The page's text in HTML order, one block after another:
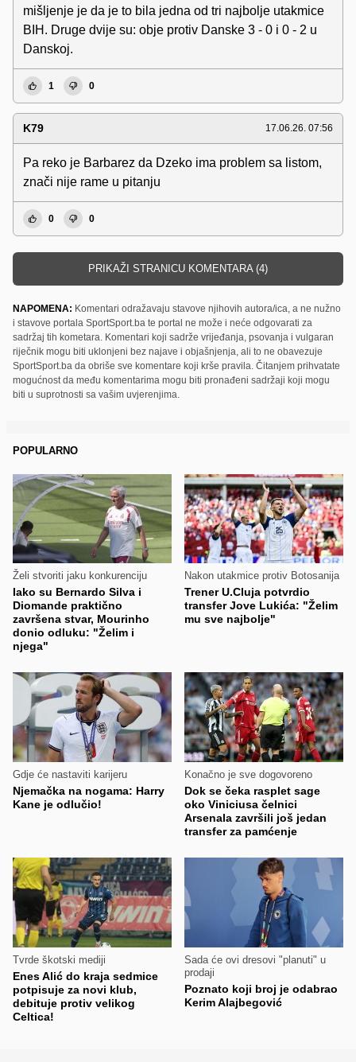
mišljenje je da je to bila jedna od tri najbolje utakmice
BIH. Druge dvije su: obje protiv Danske 3 - 0 i 0 - 2 u
Danskoj.
1 0
K79 17.06.26. 07:56
Pa reko je Barbarez da Dzeko ima problem sa listom,
znači nije rame u pitanju
0 0
PRIKAŽI STRANICU KOMENTARA (4)
NAPOMENA: Komentari odražavaju stavove njihovih autora/ica, a ne nužno
i stavove portala SportSport.ba te portal ne može i neće odgovarati za
sadržaj tih kometara. Komentari koji sadrže vrijeđanja, psovanja i vulgaran
riječnik mogu biti uklonjeni bez najave i objašnjenja, ali to ne obavezuje
SportSport.ba da obriše sve komentare koji krše pravila. Čitanjem prihvatate
mogućnost da među komentarima mogu biti pronađeni sadržaji koji mogu
biti u suprotnosti sa vašim uvjerenjima.
POPULARNO
Želi stvoriti jaku konkurenciju
Iako su Bernardo Silva i
Diomande praktično
završena stvar, Mourinho
donio odluku: "Želim i
njega"
Nakon utakmice protiv Botosanija
Trener U.Cluja potvrdio
transfer Jove Lukića: "Želim
mu sve najbolje"
Gdje će nastaviti karijeru
Njemačka na nogama: Harry
Kane je odlučio!
Konačno je sve dogovoreno
Dok se čeka rasplet sage
oko Viniciusa čelnici
Arsenala završili još jedan
transfer za pamćenje
Tvrde škotski mediji
Enes Alić do kraja sedmice
potpisuje za novi klub,
debituje protiv velikog
Celtica!
Sada će ovi dresovi "planuti" u
prodaji
Poznato koji broj je odabrao
Kerim Alajbegović